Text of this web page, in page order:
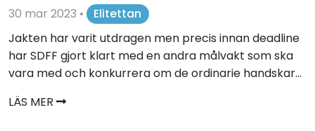
30 mar 2023 •
Elitettan
Jakten har varit utdragen men precis innan deadline
har SDFF gjort klart med en andra målvakt som ska
vara med och konkurrera om de ordinarie handskar...
LÄS MER